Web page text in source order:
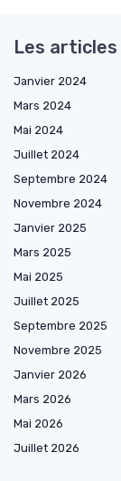
Les
Janvier 2024
Mars 2024
Mai 2024
Juillet 2024
Septembre 2024
Novembre 2024
Janvier 2025
Mars 2025
Mai 2025
Juillet 2025
Septembre 2025
Novembre 2025
Janvier 2026
Mars 2026
Mai 2026
Juillet 2026